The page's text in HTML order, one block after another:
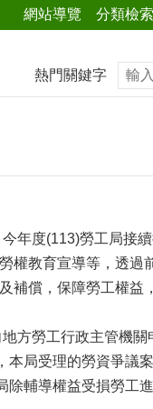
網站導覽 分類檢索
熱門關鍵字
年度(113)勞工局接
權教育宣導等，透過
補償，保障勞工權益
方勞工行政主管機
局受理的勞資爭議
輔導權益受損勞工